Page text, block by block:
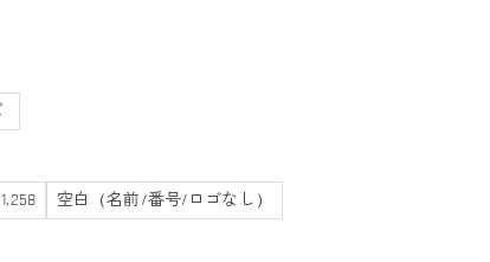
空白（名前/番号/ロゴなし）